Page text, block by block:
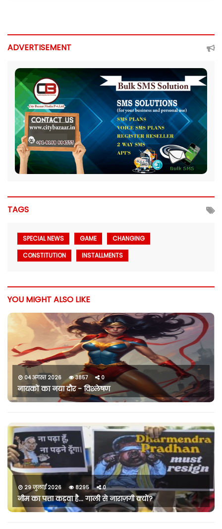
ADVERTISEMENT
TAGS
SPECIAL NEWS GAME
CHANGING
CONSTITUTION
INSTALLMENTS
YOU MIGHT ALSO LIKE
04 अगस्त 2026 3857 0
नायकों का नया दौर - विश्लेषण
29 जुलाई 2026 8295 0
नीम का पत्ता कड़वा है… गाली से नाराज़गी क्यों?